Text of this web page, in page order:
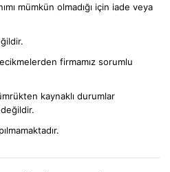
mümkün olmadığı için iade veya
firmamız sorumlu
kaynaklı durumlar